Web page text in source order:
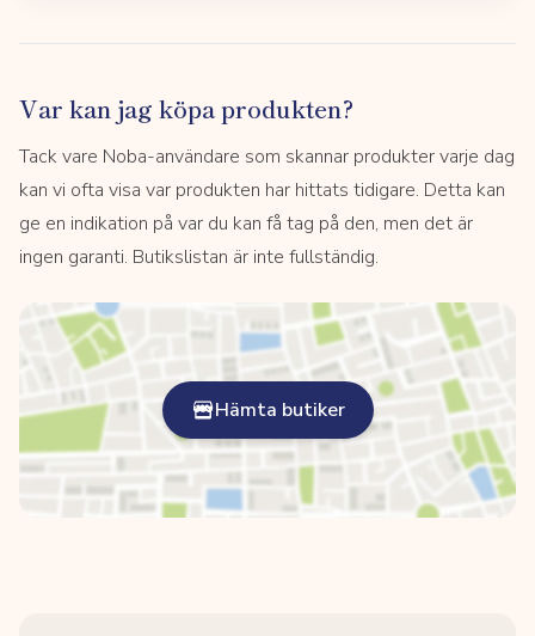
Var kan jag köpa produkten?
Tack vare Noba-användare som skannar produkter varje dag
kan vi ofta visa var produkten har hittats tidigare. Detta kan
ge en indikation på var du kan få tag på den, men det är
ingen garanti. Butikslistan är inte fullständig.
Hämta butiker